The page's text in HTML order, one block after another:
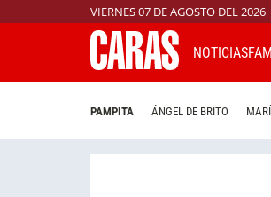
VIERNES 07 DE AGOSTO DEL 2026
NOTICIAS
PAMPITA ÁNGEL DE BRITO